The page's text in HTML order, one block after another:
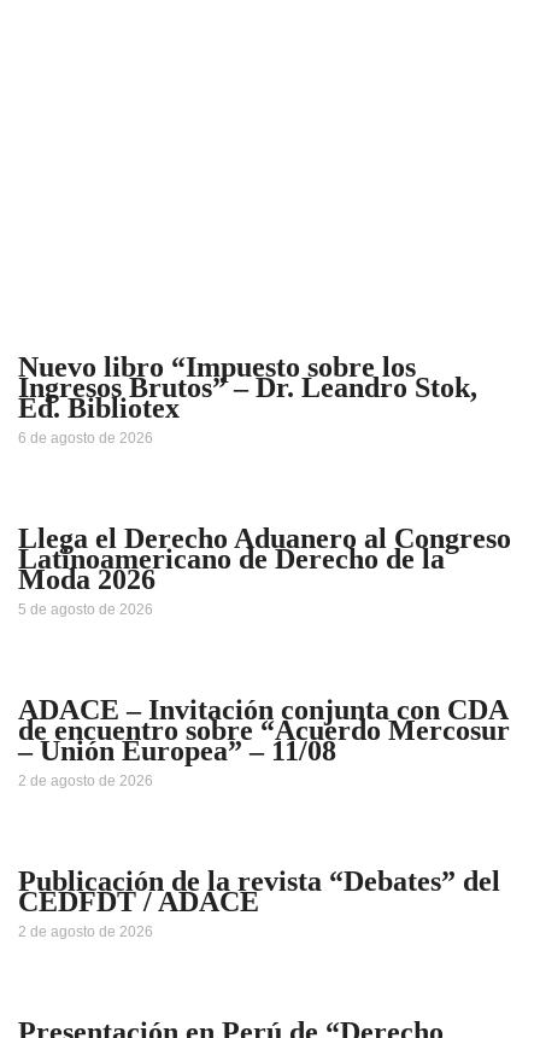
Nuevo libro “Impuesto sobre los
Ingresos Brutos” – Dr. Leandro Stok,
Ed. Bibliotex
6 de agosto de 2026
Llega el Derecho Aduanero al Congreso
Latinoamericano de Derecho de la
Moda 2026
5 de agosto de 2026
ADACE – Invitación conjunta con CDA
de encuentro sobre “Acuerdo Mercosur
– Unión Europea” – 11/08
2 de agosto de 2026
Publicación de la revista “Debates” del
CEDFDT / ADACE
2 de agosto de 2026